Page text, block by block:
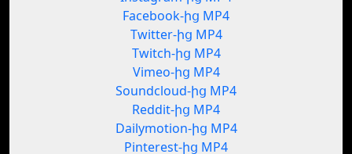
Facebook-ից MP4
Twitter-ից MP4
Twitch-ից MP4
Vimeo-ից MP4
Soundcloud-ից MP4
Reddit-ից MP4
Dailymotion-ից MP4
Pinterest-ից MP4